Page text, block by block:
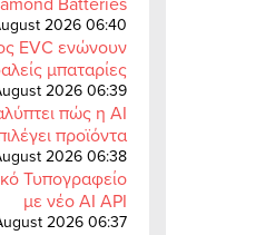
2026 06:40
EVC ενώνουν
μπαταρίες
2026 06:39
πώς η AI
προϊόντα
2026 06:38
Τυπογραφείο
με νέο AI API
2026 06:37